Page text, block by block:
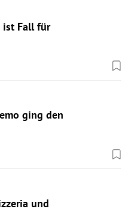
ist Fall für
ging den
und